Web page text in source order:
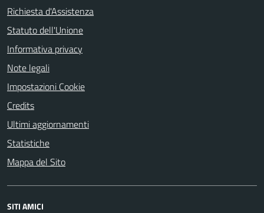
Richiesta d'Assistenza
Statuto dell'Unione
Informativa privacy
Note legali
Impostazioni Cookie
Credits
Ultimi aggiornamenti
Statistiche
Mappa del Sito
SITI AMICI